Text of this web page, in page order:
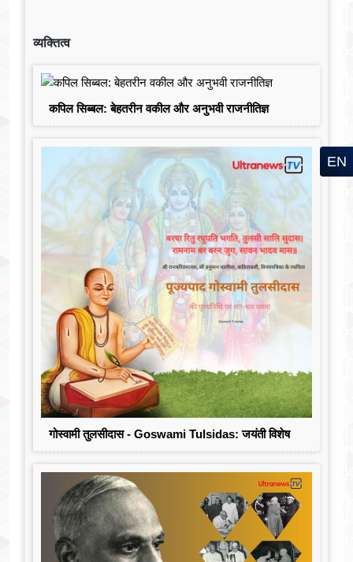
व्यक्तित्व
कपिल सिब्बल: बेहतरीन वकील और अनुभवी राजनीतिज्ञ
गोस्वामी तुलसीदास - Goswami Tulsidas: जयंती विशेष
EN